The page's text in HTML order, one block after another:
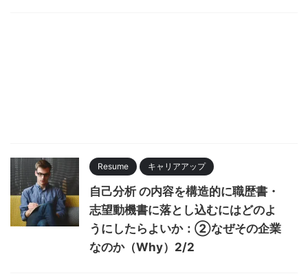
Resume キャリアアップ
自己分析 の内容を構造的に職歴書・
志望動機書に落とし込むにはどのよ
うにしたらよいか：②なぜその企業
なのか（Why）2/2